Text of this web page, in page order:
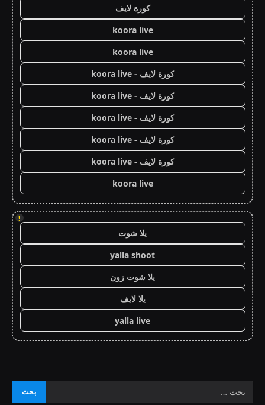
كورة لايف
koora live
koora live
كورة لايف - koora live
كورة لايف - koora live
كورة لايف - koora live
كورة لايف - koora live
كورة لايف - koora live
koora live
!
يلا شوت
yalla shoot
يلا شوت زون
يلا لايف
yalla live